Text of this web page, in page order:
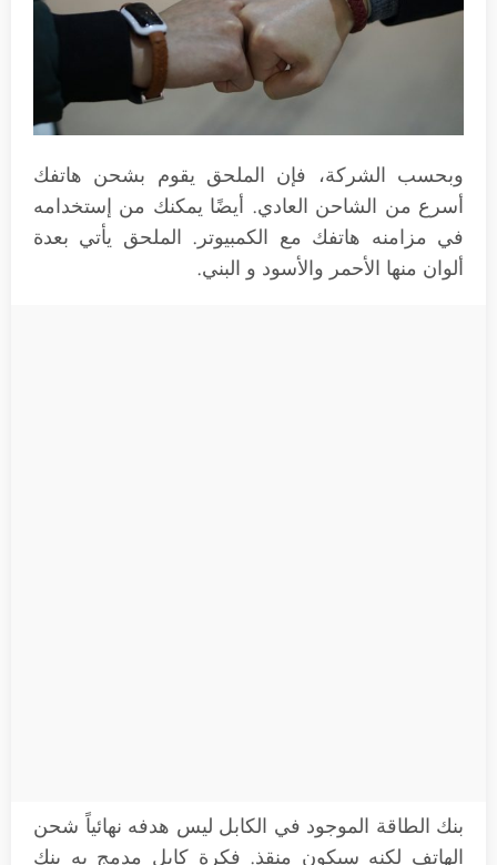
وبحسب الشركة، فإن الملحق يقوم بشحن هاتفك
أسرع من الشاحن العادي. أيضًا يمكنك من إستخدامه
في مزامنه هاتفك مع الكمبيوتر. الملحق يأتي بعدة
ألوان منها الأحمر والأسود و البني.
بنك الطاقة الموجود في الكابل ليس هدفه نهائياً شحن
الهاتف لكنه سيكون منقذ. فكرة كابل مدمج به بنك